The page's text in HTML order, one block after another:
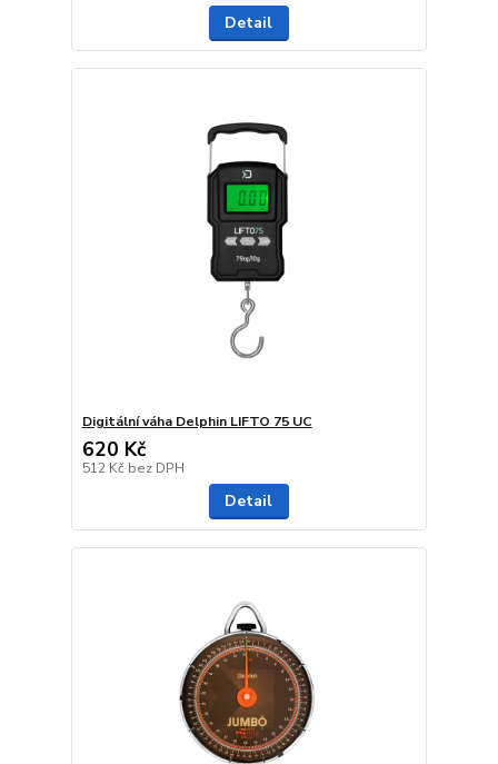
Detail
Digitální váha Delphin LIFTO 75 UC
620 Kč
512 Kč bez DPH
Detail